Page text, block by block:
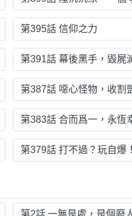
第395話 信仰之力
第391話 幕後黑手，毀屍
第387話 噁心怪物，收割
第383話 合而爲一，永恆
第379話 打不過？玩自爆！
第2話 一無是處，是個廢